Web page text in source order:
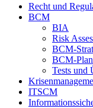
Recht und
BCM
BIA
Risk
BCM-
BCM-
Tests und
ITSCM